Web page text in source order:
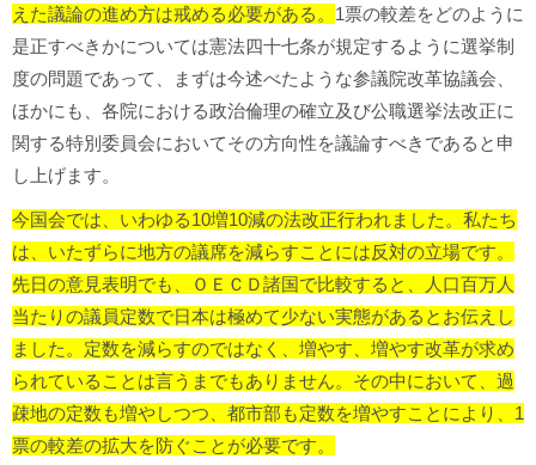
えた議論の進め方は戒める必要がある。 1票の較差をどのように
是正すべきかについては憲法四十七条が規定するように選挙制
度の問題であって、まずは今述べたような参議院改革協議会、
ほかにも、各院における政治倫理の確立及び公職選挙法改正に
関する特別委員会においてその方向性を議論すべきであると申
し上げます。
今国会では、いわゆる10増10減の法改正行われました。私たち
は、いたずらに地方の議席を減らすことには反対の立場です。
先日の意見表明でも、ＯＥＣＤ諸国で比較すると、人口百万人
当たりの議員定数で日本は極めて少ない実態があるとお伝えし
ました。定数を減らすのではなく、増やす、増やす改革が求め
られていることは言うまでもありません。その中において、過
疎地の定数も増やしつつ、都市部も定数を増やすことにより、1
票の較差の拡大を防ぐことが必要です。